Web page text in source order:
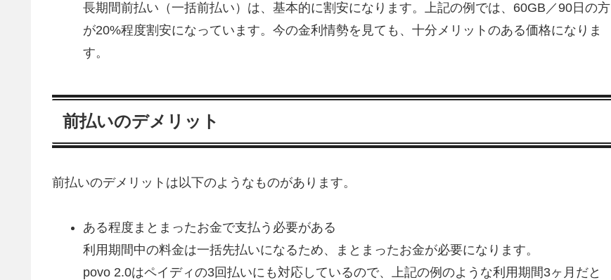
長期間前払い（一括前払い）は、基本的に割安になります。上記の例では、60GB／90日の方
が20%程度割安になっています。今の金利情勢を見ても、十分メリットのある価格になりま
す。
前払いのデメリット
前払いのデメリットは以下のようなものがあります。
ある程度まとまったお金で支払う必要がある
利用期間中の料金は一括先払いになるため、まとまったお金が必要になります。
povo 2.0はペイディの3回払いにも対応しているので、上記の例のような利用期間3ヶ月だと